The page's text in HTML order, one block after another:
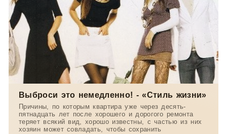
Выброси это немедленно! - «Стиль жизни»
Причины, по которым квартира уже через десять-
пятнадцать лет после хорошего и дорогого ремонта
теряет всякий вид, хорошо известны, с частью из них
хозяин может совладать, чтобы сохранить